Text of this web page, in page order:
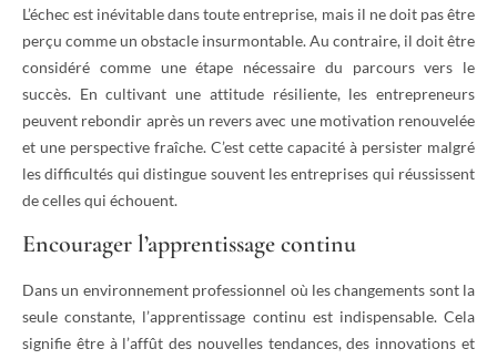
L’échec est inévitable dans toute entreprise, mais il ne doit pas être
perçu comme un obstacle insurmontable. Au contraire, il doit être
considéré comme une étape nécessaire du parcours vers le
succès. En cultivant une attitude résiliente, les entrepreneurs
peuvent rebondir après un revers avec une motivation renouvelée
et une perspective fraîche. C’est cette capacité à persister malgré
les difficultés qui distingue souvent les entreprises qui réussissent
de celles qui échouent.
Encourager l’apprentissage continu
Dans un environnement professionnel où les changements sont la
seule constante, l’apprentissage continu est indispensable. Cela
signifie être à l’affût des nouvelles tendances, des innovations et